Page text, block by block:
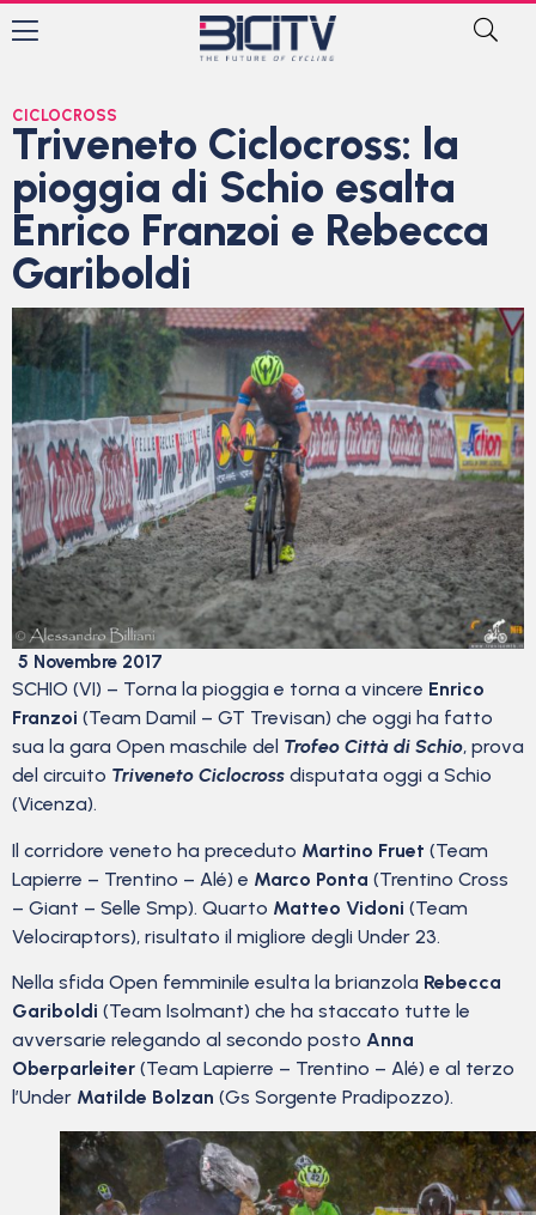
CICLOCROSS
Triveneto Ciclocross: la
pioggia di Schio esalta
Enrico Franzoi e Rebecca
Gariboldi
5 Novembre 2017
SCHIO (VI) – Torna la pioggia e torna a vincere Enrico
Franzoi (Team Damil – GT Trevisan) che oggi ha fatto
sua la gara Open maschile del Trofeo Città di Schio, prova
del circuito Triveneto Ciclocross disputata oggi a Schio
(Vicenza).
Il corridore veneto ha preceduto Martino Fruet (Team
Lapierre – Trentino – Alé) e Marco Ponta (Trentino Cross
– Giant – Selle Smp). Quarto Matteo Vidoni (Team
Velociraptors), risultato il migliore degli Under 23.
Nella sfida Open femminile esulta la brianzola Rebecca
Gariboldi (Team Isolmant) che ha staccato tutte le
avversarie relegando al secondo posto Anna
Oberparleiter (Team Lapierre – Trentino – Alé) e al terzo
l’Under Matilde Bolzan (Gs Sorgente Pradipozzo).